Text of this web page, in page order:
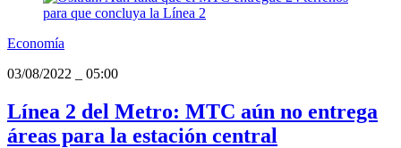
Economía
03/08/2022
05:00
Línea 2 del Metro: MTC aún no entrega
áreas para la estación central